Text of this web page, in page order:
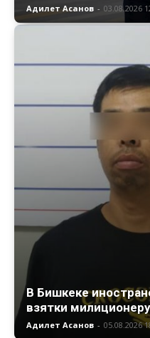
Адилет Асанов - 03.08.2026
В Бишкеке
взятки
Адилет Асанов - 05.08.2026